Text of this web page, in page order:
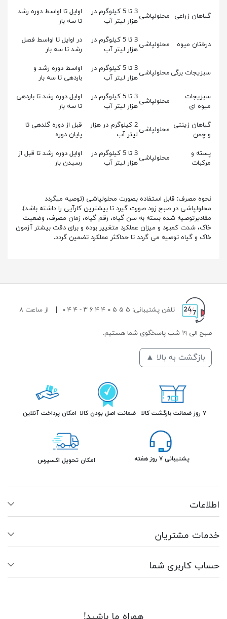
گیاهان زراعی محلولپاشی
3 تا 5 کیلوگرم در
هزار لیتر آب
اوایل تا اواسط دوره رشد
تا سه بار
درختان میوه محلولپاشی
3 تا 5 کیلوگرم در
هزار لیتر آب
در اوایل تا اواسط فصل
رشد تا سه بار
سبزیجات برگی محلولپاشی
3 تا 5 کیلوگرم در
هزار لیتر آب
اواسط دوره رشد و
باردهی تا سه بار
سبزیجات
میوه ای
محلولپاشی
3 تا 5 کیلوگرم در
هزار لیتر آب
اوایل دوره رشد تا باردهی
تا سه بار
گیاهان زینتی
و چمن
محلولپاشی
2 کیلوگرم در هزار
لیتر آب
قبل از دوره گلدهی تا
پایان دوره
پسته و
مرکبات
محلولپاشی
3 تا 5 کیلوگرم در
هزار لیتر آب
اوایل دوره رشد تا قبل از
رسیدن بار
نحوه مصرف: قابل استفاده بصورت محلولپاشی (توصیه میگردد
محلولپاشی در صبح زود صورت گیرد تا بیشترین کارآیی را داشته باشد).
مقادیرتوصیه شده بسته به سن گیاه، رقم گیاه، زمان مصرف، وضعیت
خاک، شدت کمبود و میزان عملکرد متغییر بوده و برای دقت بیشتر آزمون
خاک و گیاه توصیه می گردد تا حداکثر عملکرد تضمین گردد.
تلفن پشتیبانی: ۵ ۵ ۵ ۰ ۴ ۴ ۶ ۳ - ۴ ۴ ۰ از ساعت ۸
صبح الی ۱۹ شب پاسخگوی شما هستیم.
بازگشت به بالا ▲
۷ روز ضمانت بازگشت کالا ضمانت اصل بودن کالا امکان پرداخت آنلاین
پشتیبانی ۷ روز هفته امکان تحویل اکسپرس
اطلاعات
خدمات مشتریان
حساب کاربری شما